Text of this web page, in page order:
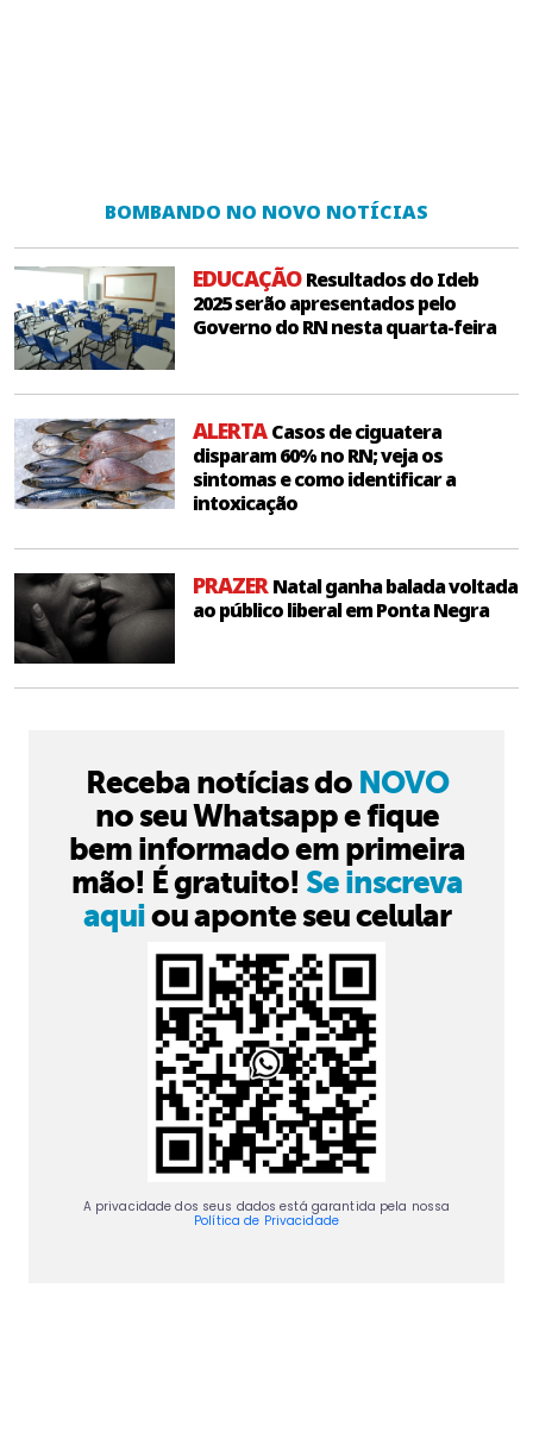
BOMBANDO NO NOVO NOTÍCIAS
EDUCAÇÃOResultados do Ideb
2025 serão apresentados pelo
Governo do RN nesta quarta-feira
ALERTACasos de ciguatera
disparam 60% no RN; veja os
sintomas e como identificar a
intoxicação
PRAZERNatal ganha balada voltada
ao público liberal em Ponta Negra
Receba notícias do NOVO
no seu Whatsapp e fique
bem informado em primeira
mão! É gratuito! Se inscreva
aquiou aponte seu celular
A privacidade dos seus dados está garantida pela nossa
Política de Privacidade